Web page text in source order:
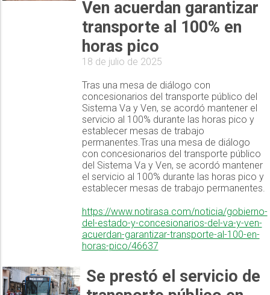
Ven acuerdan garantizar
transporte al 100% en
horas pico
18 de julio de 2025
Tras una mesa de diálogo con
concesionarios del transporte público del
Sistema Va y Ven, se acordó mantener el
servicio al 100% durante las horas pico y
establecer mesas de trabajo
permanentes.Tras una mesa de diálogo
con concesionarios del transporte público
del Sistema Va y Ven, se acordó mantener
el servicio al 100% durante las horas pico y
establecer mesas de trabajo permanentes.
https://www.notirasa.com/noticia/gobierno-
del-estado-y-concesionarios-del-va-y-ven-
acuerdan-garantizar-transporte-al-100-en-
horas-pico/46637
Se prestó el servicio de